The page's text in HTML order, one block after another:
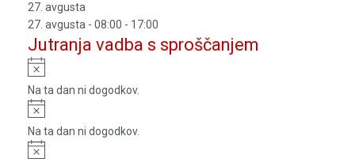
27. avgusta
27. avgusta - 08:00 - 17:00
Jutranja vadba s sproščanjem
Notice
Na ta dan ni dogodkov.
Notice
Na ta dan ni dogodkov.
Notice